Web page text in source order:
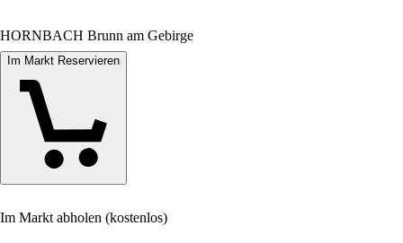
HORNBACH Brunn am Gebirge
Im Markt Reservieren
Im Markt abholen (kostenlos)